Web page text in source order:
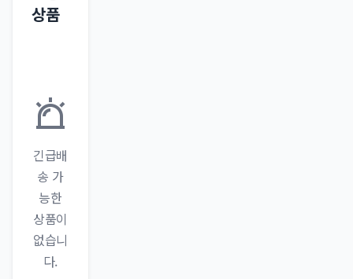
상품
긴급배
송 가
능한
상품이
없습니
다.